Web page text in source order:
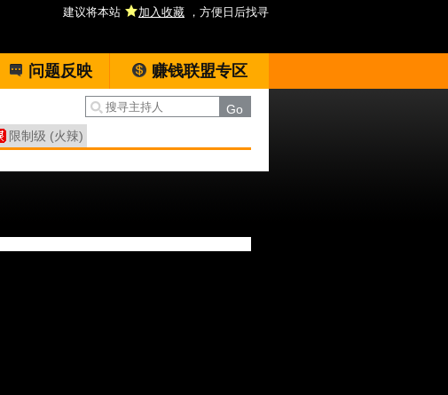
建议将本站 加入收藏 ，方便日后找寻
问题反映 赚钱联盟专区
限制级 (火辣)